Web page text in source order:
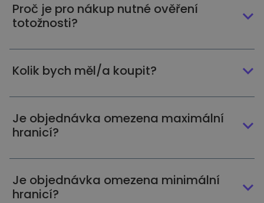
Proč je pro nákup nutné ověření
totožnosti?
Kolik bych měl/a koupit?
Je objednávka omezena maximální
hranicí?
Je objednávka omezena minimální
hranicí?